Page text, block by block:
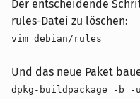
Der entscheidende
rules-Datei zu löschen:
vim debian/rules
Und das neue Paket
dpkg-buildpackage -b -